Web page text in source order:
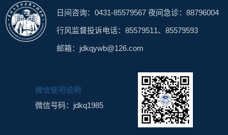
日间咨询：0431-85579567 夜间急诊：88796004
行风监督投诉电话：85579511、85579593
邮箱：jdkqywb@126.com
微信使用说明
微信号码：jdkq1985